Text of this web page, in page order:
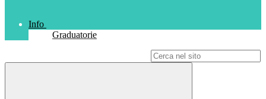
Info
Graduatorie